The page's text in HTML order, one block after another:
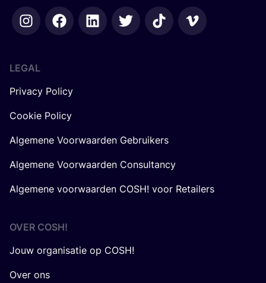
LEGAL
Privacy Policy
Cookie Policy
Algemene Voorwaarden Gebruikers
Algemene Voorwaarden Consultancy
Algemene voorwaarden COSH! voor Retailers
OVER COSH!
Jouw organisatie op COSH!
Over ons